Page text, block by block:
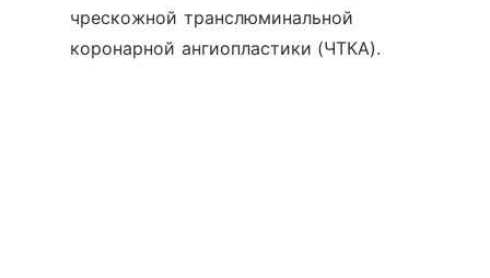
чрескожной транслюминальной
коронарной ангиопластики (ЧТКА).